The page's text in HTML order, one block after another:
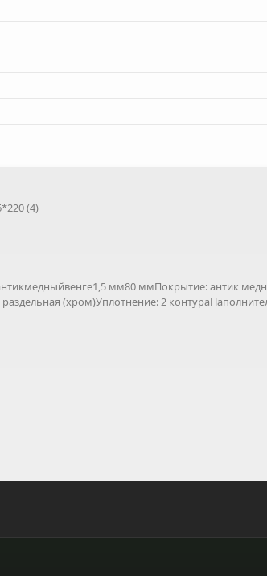
(4)
мм80 ммПокрытие: антик
(хром)Уплотнение: 2